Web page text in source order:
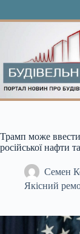
Трамп може ввести
російської нафти
Семен
Якісний